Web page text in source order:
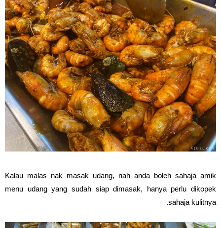
Kalau malas nak masak udang, nah anda boleh sahaja amik
menu udang yang sudah siap dimasak, hanya perlu dikopek
sahaja kulitnya.